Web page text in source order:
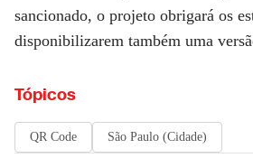
sancionado, o projeto obrigará os
disponibilizarem também uma
Tópicos
QR Code São Paulo (Cidade)